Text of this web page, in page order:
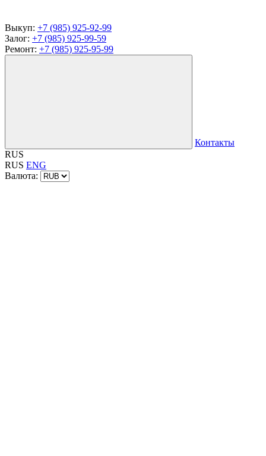
Выкуп: +7 (985) 925-92-99
Залог: +7 (985) 925-99-59
Ремонт: +7 (985) 925-95-99
Контакты
RUS
RUS ENG
Валюта: